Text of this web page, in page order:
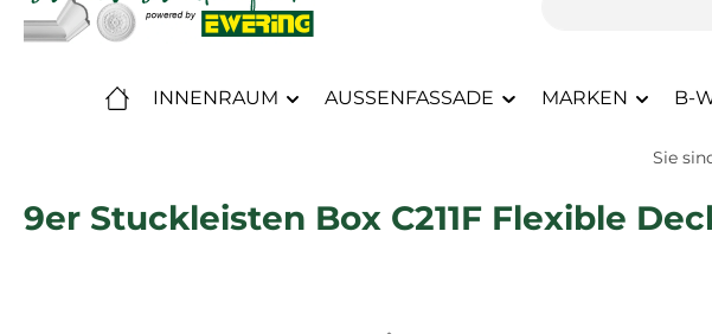
INNENRAUM AUSSENFASSADE MARKEN B-
Sie
9er Stuckleisten Box C211F Flexible